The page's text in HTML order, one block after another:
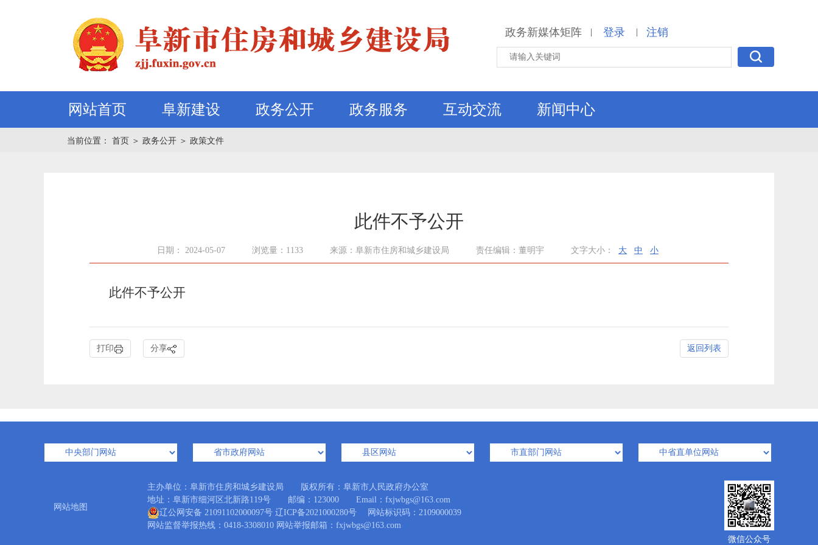
政务新媒体矩阵 | 登录 | 注销
网站首页 阜新建设 政务公开 政务服务 互动交流 新闻中心
当前位置： 首页 ＞ 政务公开 ＞ 政策文件
此件不予公开
日期： 2024-05-07 浏览量：1133 来源：阜新市住房和城乡建设局 责任编辑：董明宇 文字大小： 大 中 小
此件不予公开
打印 分享 返回列表
网站地图
主办单位：阜新市住房和城乡建设局 版权所有：阜新市人民政府办公室
地址：阜新市细河区北新路119号 邮编：123000 Email：fxjwbgs@163.com
辽公网安备 21091102000097号 辽ICP备2021000280号 网站标识码：2109000039
网站监督举报热线：0418-3308010 网站举报邮箱：fxjwbgs@163.com
微信公众号